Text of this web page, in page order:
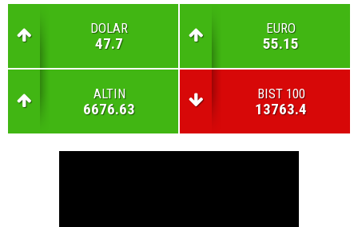
DOLAR
47.7
EURO
55.15
ALTIN
6676.63
BIST 100
13763.4